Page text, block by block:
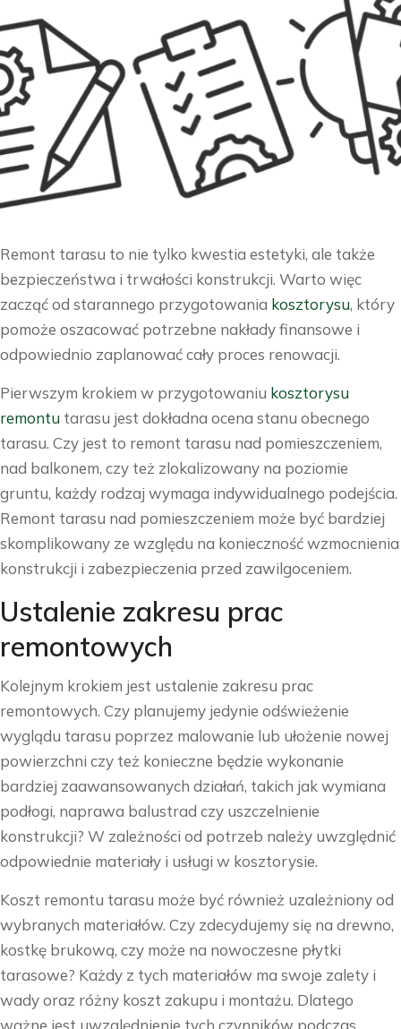
Remont tarasu to nie tylko kwestia estetyki, ale także
bezpieczeństwa i trwałości konstrukcji. Warto więc
zacząć od starannego przygotowania kosztorysu, który
pomoże oszacować potrzebne nakłady finansowe i
odpowiednio zaplanować cały proces renowacji.
Pierwszym krokiem w przygotowaniu kosztorysu
remontu tarasu jest dokładna ocena stanu obecnego
tarasu. Czy jest to remont tarasu nad pomieszczeniem,
nad balkonem, czy też zlokalizowany na poziomie
gruntu, każdy rodzaj wymaga indywidualnego podejścia.
Remont tarasu nad pomieszczeniem może być bardziej
skomplikowany ze względu na konieczność wzmocnienia
konstrukcji i zabezpieczenia przed zawilgoceniem.
Ustalenie zakresu prac
remontowych
Kolejnym krokiem jest ustalenie zakresu prac
remontowych. Czy planujemy jedynie odświeżenie
wyglądu tarasu poprzez malowanie lub ułożenie nowej
powierzchni czy też konieczne będzie wykonanie
bardziej zaawansowanych działań, takich jak wymiana
podłogi, naprawa balustrad czy uszczelnienie
konstrukcji? W zależności od potrzeb należy uwzględnić
odpowiednie materiały i usługi w kosztorysie.
Koszt remontu tarasu może być również uzależniony od
wybranych materiałów. Czy zdecydujemy się na drewno,
kostkę brukową, czy może na nowoczesne płytki
tarasowe? Każdy z tych materiałów ma swoje zalety i
wady oraz różny koszt zakupu i montażu. Dlatego